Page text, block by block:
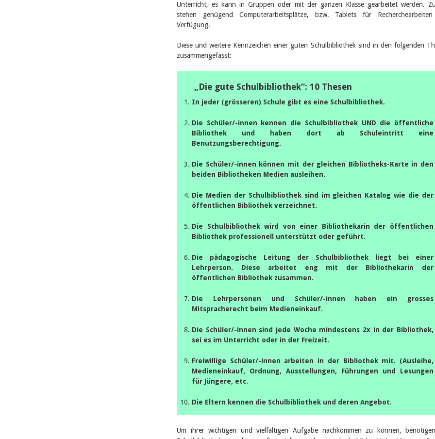
Unterricht, es kann in Gruppen oder mit der ganzen Klasse gearbeitet werden.
stehen genügend Computerarbeitsplätze, bzw. Tablets für
Verfügung.
Diese und weitere Kennzeichen einer guten Schulbibliothek sind in den folgenden
zusammengefasst:
„Die gute Schulbibliothek“: 10 Thesen
In jeder (grösseren) Schule gibt es eine Schulbibliothek.
Die Schüler/-innen kennen die Schulbibliothek UND die öffentliche
Bibliothek und haben dort ab Schuleintritt eine
Benutzungsberechtigung.
Die Schüler/-innen können mit der gleichen Bibliotheks-Karte in den
beiden Bibliotheken Medien ausleihen.
Die Medien der Schulbibliothek sind im gleichen Katalog wie die der
öffentlichen Bibliothek verzeichnet.
Die Schulbibliothek wird von einer Bibliothekarin der öffentlichen
Bibliothek professionell unterstützt oder geführt.
Die pädagogische Leitung der Schulbibliothek liegt bei einer
Lehrperson. Diese arbeitet eng mit der Bibliothekarin der
öffentlichen Bibliothek zusammen.
Die Lehrpersonen und Schüler/-innen haben ein grosses
Mitspracherecht beim Medieneinkauf.
Die Schüler/-innen sind jede Woche mindestens 2x in der Bibliothek,
sei es im Unterricht oder in der Freizeit.
Freiwillige Schüler/-innen arbeiten in der Bibliothek mit. (Ausleihe,
Medieneinkauf, Ordnung, Ausstellungen, Führungen und Lesungen
für Jüngere, etc.
Die Eltern kennen die Schulbibliothek und deren Angebot.
Um ihrer wichtigen und vielfältigen Aufgabe nachkommen zu können,